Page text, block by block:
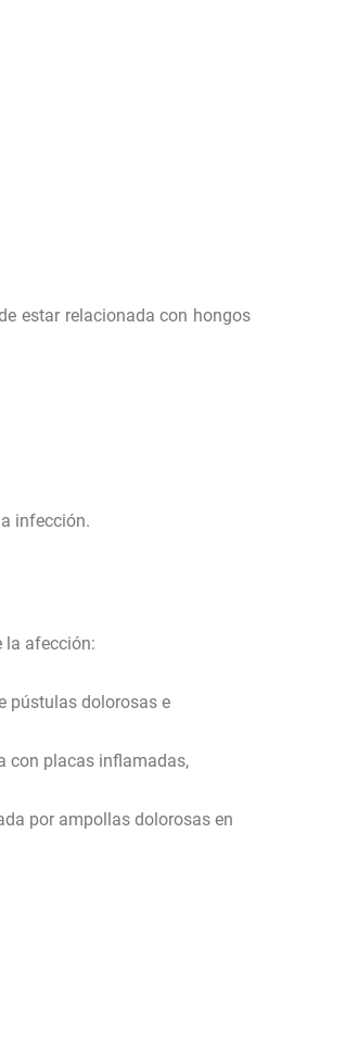
estar relacionada con hongos
infección.
la afección:
pústulas dolorosas e
con placas inflamadas,
por ampollas dolorosas en